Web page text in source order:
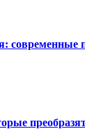
современные